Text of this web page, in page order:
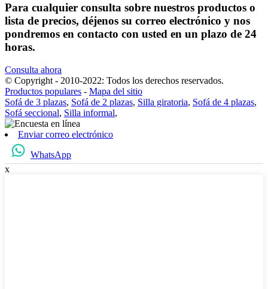
Para cualquier consulta sobre nuestros productos o
lista de precios, déjenos su correo electrónico y nos
pondremos en contacto con usted en un plazo de 24
horas.
Consulta ahora
© Copyright - 2010-2022: Todos los derechos reservados.
Productos populares - Mapa del sitio
Sofá de 3 plazas, Sofá de 2 plazas, Silla giratoria, Sofá de 4 plazas,
Sofá seccional, Silla informal,
Enviar correo electrónico
WhatsApp
x